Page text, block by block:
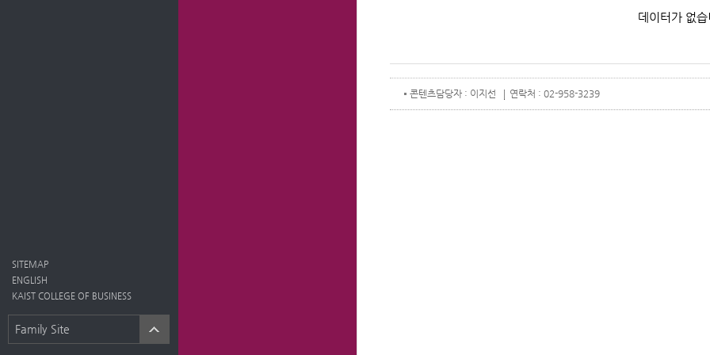
SITEMAP
ENGLISH
KAIST COLLEGE OF BUSINESS
Family Site
데이터가 없
콘텐츠담당자 : 이지선 연락처 : 02-958-3239